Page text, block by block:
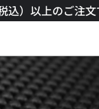
込）以上のご注